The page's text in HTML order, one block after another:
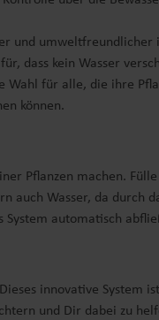
und umweltfreundlicher
dass kein Wasser
Wahl für alle, die ihre
können.
Pflanzen machen.
auch Wasser, da durch
System automatisch
innovative System
und Dir dabei zu